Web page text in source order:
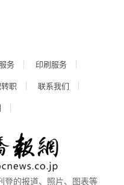
务
印刷服务
职
联系我们
登的报道、照片、图表等